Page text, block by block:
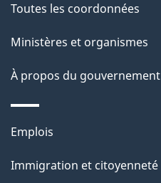
p
a
g
e
Toutes les coordonnées
Ministères et organismes
À propos du gouvernement
Thèmes
sujets
Emplois
Immigration et citoyenneté